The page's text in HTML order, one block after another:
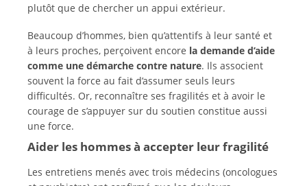
plutôt que de chercher un appui extérieur.
Beaucoup d’hommes, bien qu’attentifs à leur santé et
à leurs proches, perçoivent encore la demande d’aide
comme une démarche contre nature. Ils associent
souvent la force au fait d’assumer seuls leurs
difficultés. Or, reconnaître ses fragilités et à avoir le
courage de s’appuyer sur du soutien constitue aussi
une force.
Aider les hommes à accepter leur fragilité
Les entretiens menés avec trois médecins (oncologues